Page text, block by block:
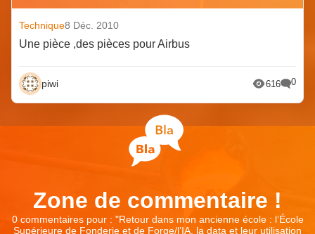
Technique8 Déc. 2010
Une pièce ,des pièces pour Airbus
piwi 616 0
Zone de commentaire !
0 commentaires pour : "Retour dans mon ancienne école : l’École
Supérieure de Fonderie et de Forge/l’IA, la data et leur utilisation